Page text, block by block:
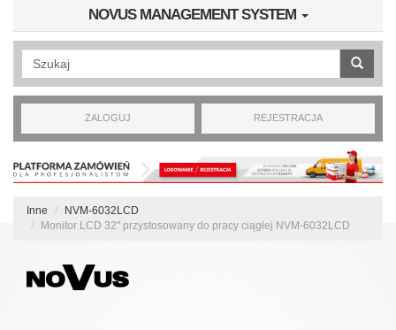
NOVUS MANAGEMENT SYSTEM
Wyszukiwanie pełnotekstowe
ZALOGUJ REJESTRACJA
Inne
NVM-6032LCD
Monitor LCD 32'' przystosowany do pracy ciągłej NVM-6032LCD